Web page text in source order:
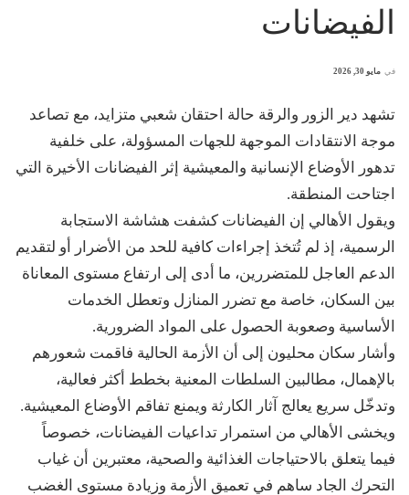
الفيضانات
في مايو 30, 2026
تشهد دير الزور والرقة حالة احتقان شعبي متزايد، مع تصاعد
موجة الانتقادات الموجهة للجهات المسؤولة، على خلفية
تدهور الأوضاع الإنسانية والمعيشية إثر الفيضانات الأخيرة التي
اجتاحت المنطقة.
ويقول الأهالي إن الفيضانات كشفت هشاشة الاستجابة
الرسمية، إذ لم تُتخذ إجراءات كافية للحد من الأضرار أو لتقديم
الدعم العاجل للمتضررين، ما أدى إلى ارتفاع مستوى المعاناة
بين السكان، خاصة مع تضرر المنازل وتعطل الخدمات
الأساسية وصعوبة الحصول على المواد الضرورية.
وأشار سكان محليون إلى أن الأزمة الحالية فاقمت شعورهم
بالإهمال، مطالبين السلطات المعنية بخطط أكثر فعالية،
وتدخّل سريع يعالج آثار الكارثة ويمنع تفاقم الأوضاع المعيشية.
ويخشى الأهالي من استمرار تداعيات الفيضانات، خصوصاً
فيما يتعلق بالاحتياجات الغذائية والصحية، معتبرين أن غياب
التحرك الجاد ساهم في تعميق الأزمة وزيادة مستوى الغضب